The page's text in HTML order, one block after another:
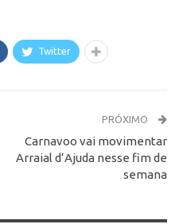
Twitter
PRÓXIMO
Carnavoo vai movimentar
Arraial d’Ajuda nesse fim de
semana